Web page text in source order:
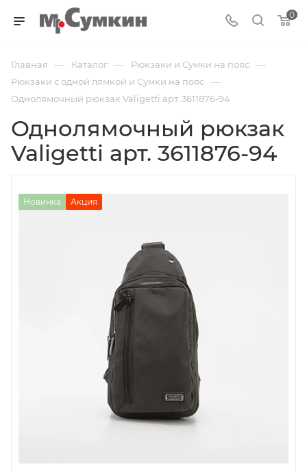
0
Главная — Каталог — Рюкзаки и Сумки на пояс —
Рюкзаки с одной лямкой и Сумки на пояс —
Однолямочный рюкзак Valigetti арт. 3611876-94
Однолямочный рюкзак
Valigetti арт. 3611876-94
Новинка Акция